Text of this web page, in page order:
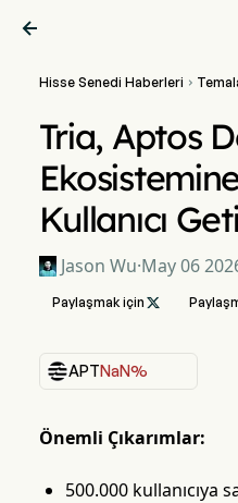

Hisse Senedi Haberleri 
Tria, Aptos
Kullanıcı
Jason Wu·May 06
Paylaşmak için 
APTNaN%
Önemli Çıkarımlar:
500.000 kullanıcıya